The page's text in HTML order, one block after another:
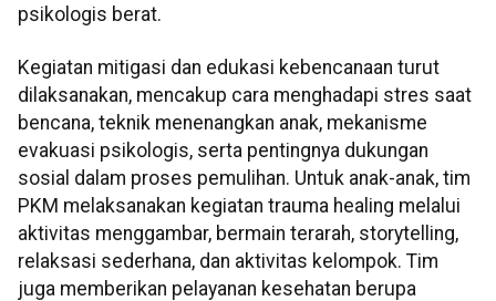
psikologis berat.
Kegiatan mitigasi dan edukasi kebencanaan turut
dilaksanakan, mencakup cara menghadapi stres saat
bencana, teknik menenangkan anak, mekanisme
evakuasi psikologis, serta pentingnya dukungan
sosial dalam proses pemulihan. Untuk anak-anak, tim
PKM melaksanakan kegiatan trauma healing melalui
aktivitas menggambar, bermain terarah, storytelling,
relaksasi sederhana, dan aktivitas kelompok. Tim
juga memberikan pelayanan kesehatan berupa